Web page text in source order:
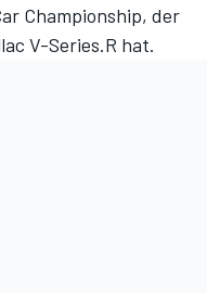
Championship, der
V-Series.R hat.